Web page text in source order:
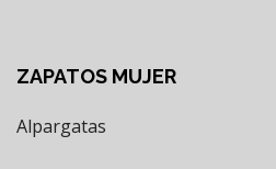
ZAPATOS MUJER
Alpargatas